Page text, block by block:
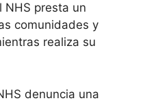
NHS presta un
comunidades y
realiza su
denuncia una